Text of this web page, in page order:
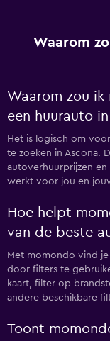
Waarom
Waarom zou
een huurauto in
Het is logisch om
te zoeken in Ascona.
autoverhuurprijzen
werkt voor jou en
Hoe helpt
van de beste
Met momondo vind
door filters te
kaart, filter op
andere beschikbare
Toont